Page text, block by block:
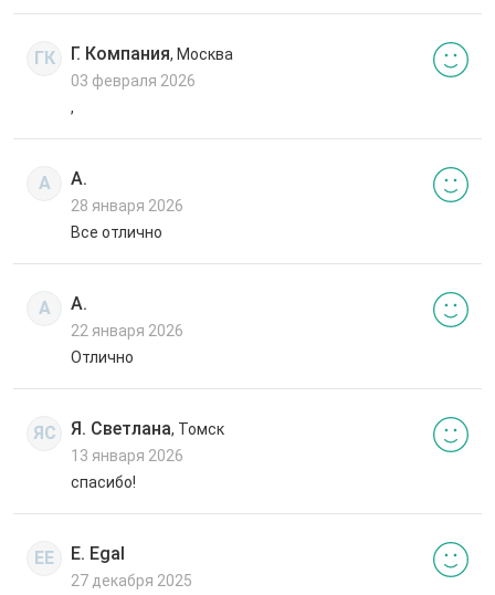
ГК Г. Компания, Москва
03 февраля 2026
,
А А.
28 января 2026
Все отлично
А А.
22 января 2026
Отлично
ЯС Я. Светлана, Томск
13 января 2026
спасибо!
EE E. Egal
27 декабря 2025